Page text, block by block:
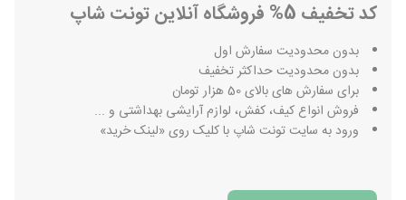
کد تخفیف 5% فروشگاه آنلاین تونت شاپ
بدون محدودیت سفارش اول
بدون محدودیت حداکثر تخفیف
برای سفارش های بالای 50 هزار تومان
فروش انواع کیف، کفش، لوازم آرایشی بهداشتی و ...
ورود به سایت تونت شاپ با کلیک روی «لینک خرید»